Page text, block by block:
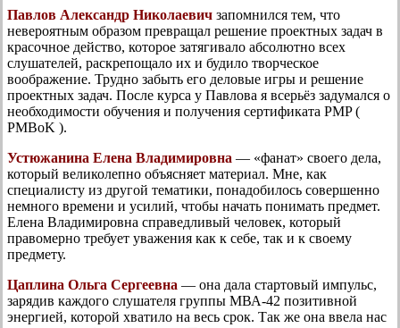
Павлов Александр Николаевич запомнился тем, что
невероятным образом превращал решение проектных задач в
красочное действо, которое затягивало абсолютно всех
слушателей, раскрепощало их и будило творческое
воображение. Трудно забыть его деловые игры и решение
проектных задач. После курса у Павлова я всерьёз задумался о
необходимости обучения и получения сертификата PMP (
PMBoK ).
Устюжанина Елена Владимировна — «фанат» своего дела,
который великолепно объясняет материал. Мне, как
специалисту из другой тематики, понадобилось совершенно
немного времени и усилий, чтобы начать понимать предмет.
Елена Владимировна справедливый человек, который
правомерно требует уважения как к себе, так и к своему
предмету.
Цаплина Ольга Сергеевна — она дала стартовый импульс,
зарядив каждого слушателя группы МВА-42 позитивной
энергией, которой хватило на весь срок. Так же она ввела нас